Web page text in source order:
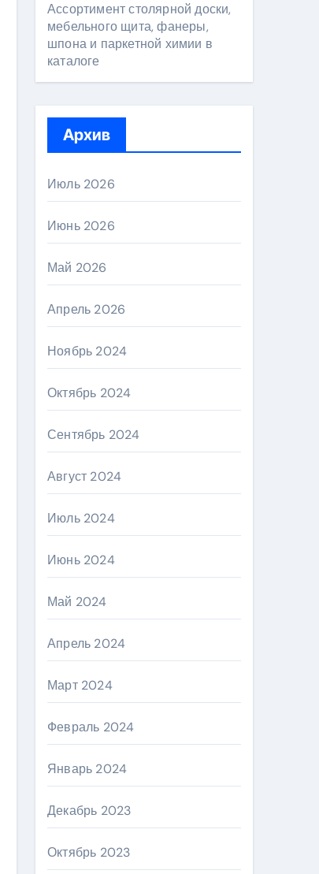
Ассортимент столярной доски,
мебельного щита, фанеры,
шпона и паркетной химии в
каталоге
Архив
Июль 2026
Июнь 2026
Май 2026
Апрель 2026
Ноябрь 2024
Октябрь 2024
Сентябрь 2024
Август 2024
Июль 2024
Июнь 2024
Май 2024
Апрель 2024
Март 2024
Февраль 2024
Январь 2024
Декабрь 2023
Октябрь 2023